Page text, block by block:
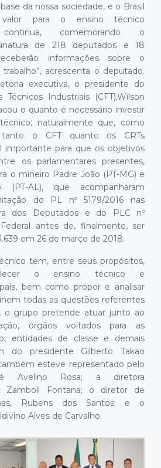
da nossa sociedade, e o Brasil
para o ensino técnico
continua, comemorando o
de 218 deputados e 18
informações sobre o
acrescenta o deputado.
executiva, o presidente do
Industriais (CFT),Wilson
o quanto é necessário investir
naturalmente que, como
tanto o CFT quanto os CRTs
importante para que os objetivos
os parlamentares presentes,
o mineiro Padre João (PT-MG) e
AL), que acompanharam
do PL nº 5179/2016 nas
dos Deputados e do PLC nº
antes de, finalmente, ser
em 26 de março de 2018.
tem, entre seus propósitos,
o ensino técnico e
bem como propor e analisar
todas as questões referentes
o grupo pretende atuar junto ao
órgãos voltados para as
entidades de classe e demais
do presidente Gilberto Takao
esteve representado pelo
Avelino Rosa; a diretora
Zamboli Fontana; o diretor de
Rubens dos Santos; e o
Alves de Carvalho.